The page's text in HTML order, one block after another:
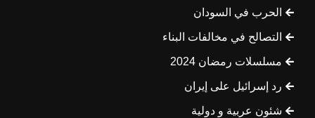
الحرب في السودان
التصالح في مخالفات البناء
مسلسلات رمضان 2024
رد إسرائيل على إيران
شئون عربية و دولية